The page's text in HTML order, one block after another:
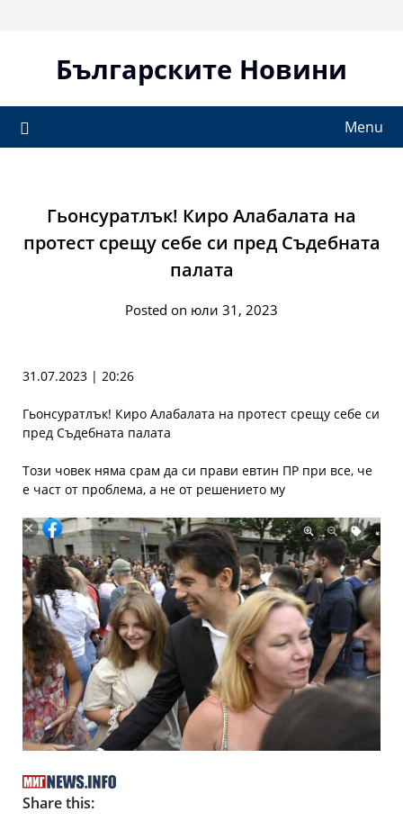
Българските Новини
Menu
Гьонсуратлък! Киро Алабалата на
протест срещу себе си пред Съдебната
палата
Posted on юли 31, 2023
31.07.2023 | 20:26
Гьонсуратлък! Киро Алабалата на протест срещу себе си
пред Съдебната палата
Този човек няма срам да си прави евтин ПР при все, че
е част от проблема, а не от решението му
Share this: